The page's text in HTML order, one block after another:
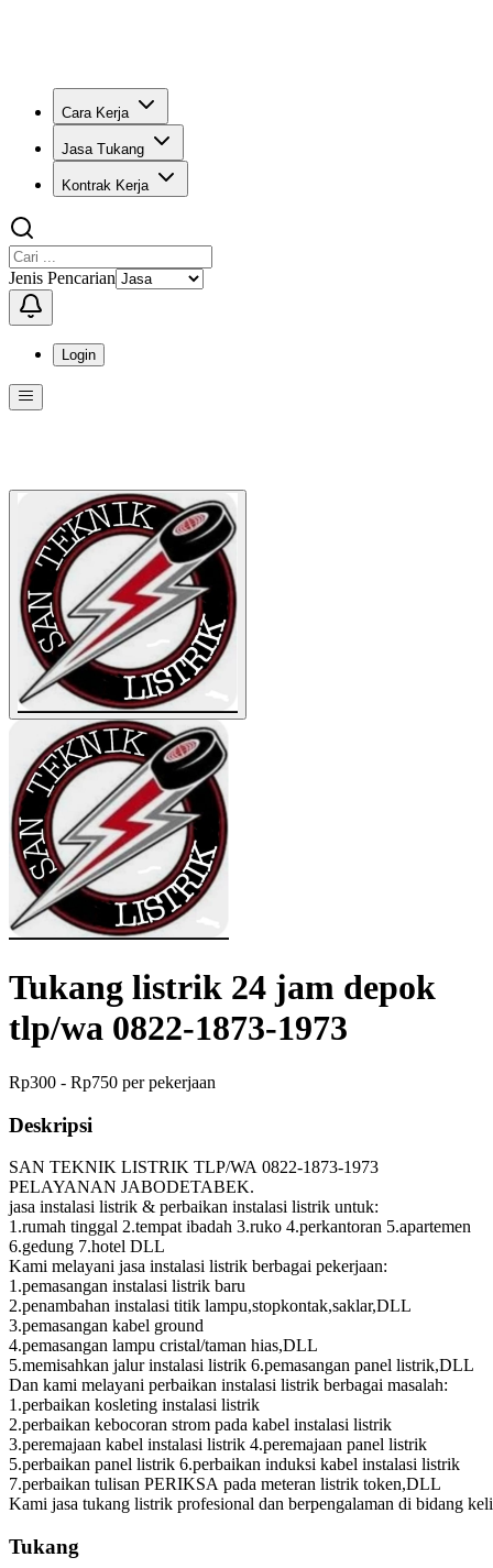
Cara Kerja
Jasa Tukang
Kontrak Kerja
Jenis Pencarian
Login
Menu ini berisi navigasi untuk mengakses fitur-fitur di KangPro
Tukang listrik 24 jam depok
tlp/wa 0822-1873-1973
Rp300 - Rp750 per pekerjaan
Deskripsi
SAN TEKNIK LISTRIK TLP/WA 0822-1873-1973
PELAYANAN JABODETABEK.
jasa instalasi listrik & perbaikan instalasi listrik untuk:
1.rumah tinggal 2.tempat ibadah 3.ruko 4.perkantoran 5.apartemen
6.gedung 7.hotel DLL
Kami melayani jasa instalasi listrik berbagai pekerjaan:
1.pemasangan instalasi listrik baru
2.penambahan instalasi titik lampu,stopkontak,saklar,DLL
3.pemasangan kabel ground
4.pemasangan lampu cristal/taman hias,DLL
5.memisahkan jalur instalasi listrik 6.pemasangan panel listrik,DLL
Dan kami melayani perbaikan instalasi listrik berbagai masalah:
1.perbaikan kosleting instalasi listrik
2.perbaikan kebocoran strom pada kabel instalasi listrik
3.peremajaan kabel instalasi listrik 4.peremajaan panel listrik
5.perbaikan panel listrik 6.perbaikan induksi kabel instalasi listrik
7.perbaikan tulisan PERIKSA pada meteran listrik token,DLL
Kami jasa tukang listrik profesional dan berpengalaman di bidang
Tukang